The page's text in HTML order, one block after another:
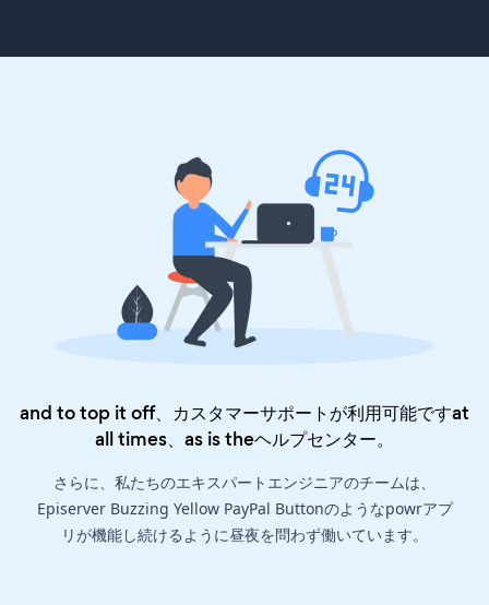
and to top it off、カスタマーサポートが利用可能ですat
all times、as is theヘルプセンター。
さらに、私たちのエキスパートエンジニアのチームは、
Episerver Buzzing Yellow PayPal Buttonのようなpowrアプ
リが機能し続けるように昼夜を問わず働いています。